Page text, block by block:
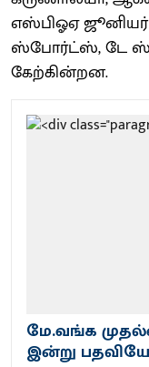
எஸ்​பிஓஏ
ஸ்போர்ட்​ஸ், டே
கேற்​கின்​றன.
மே.வங்க
இன்று